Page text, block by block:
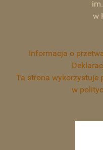
w
Informacja o
Ta strona wykorzystuje
w